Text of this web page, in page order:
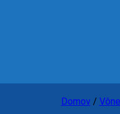
Domov /